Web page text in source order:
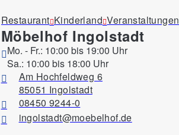
Restaurant Kinderland Veranstaltungen
Möbelhof Ingolstadt
Mo. - Fr.: 10:00 bis 19:00 Uhr
Sa.: 10:00 bis 18:00 Uhr
Am Hochfeldweg 6
85051 Ingolstadt
08450 9244-0
ingolstadt@moebelhof.de